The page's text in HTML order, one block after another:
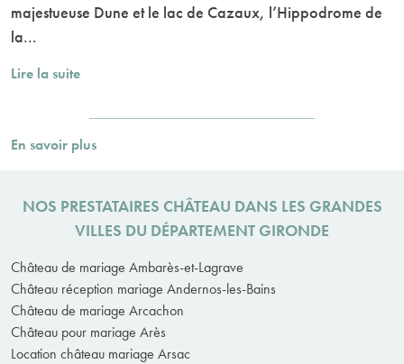
majestueuse Dune et le lac de Cazaux, l’Hippodrome de
la...
Lire la suite
En savoir plus
NOS PRESTATAIRES CHÂTEAU DANS LES GRANDES
VILLES DU DÉPARTEMENT GIRONDE
Château de mariage Ambarès-et-Lagrave
Château réception mariage Andernos-les-Bains
Château de mariage Arcachon
Château pour mariage Arès
Location château mariage Arsac